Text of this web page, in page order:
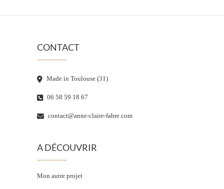
CONTACT
Made in Toulouse (31)
06 58 59 18 67
contact@anne-claire-fabre.com
A DÉCOUVRIR
Mon autre projet